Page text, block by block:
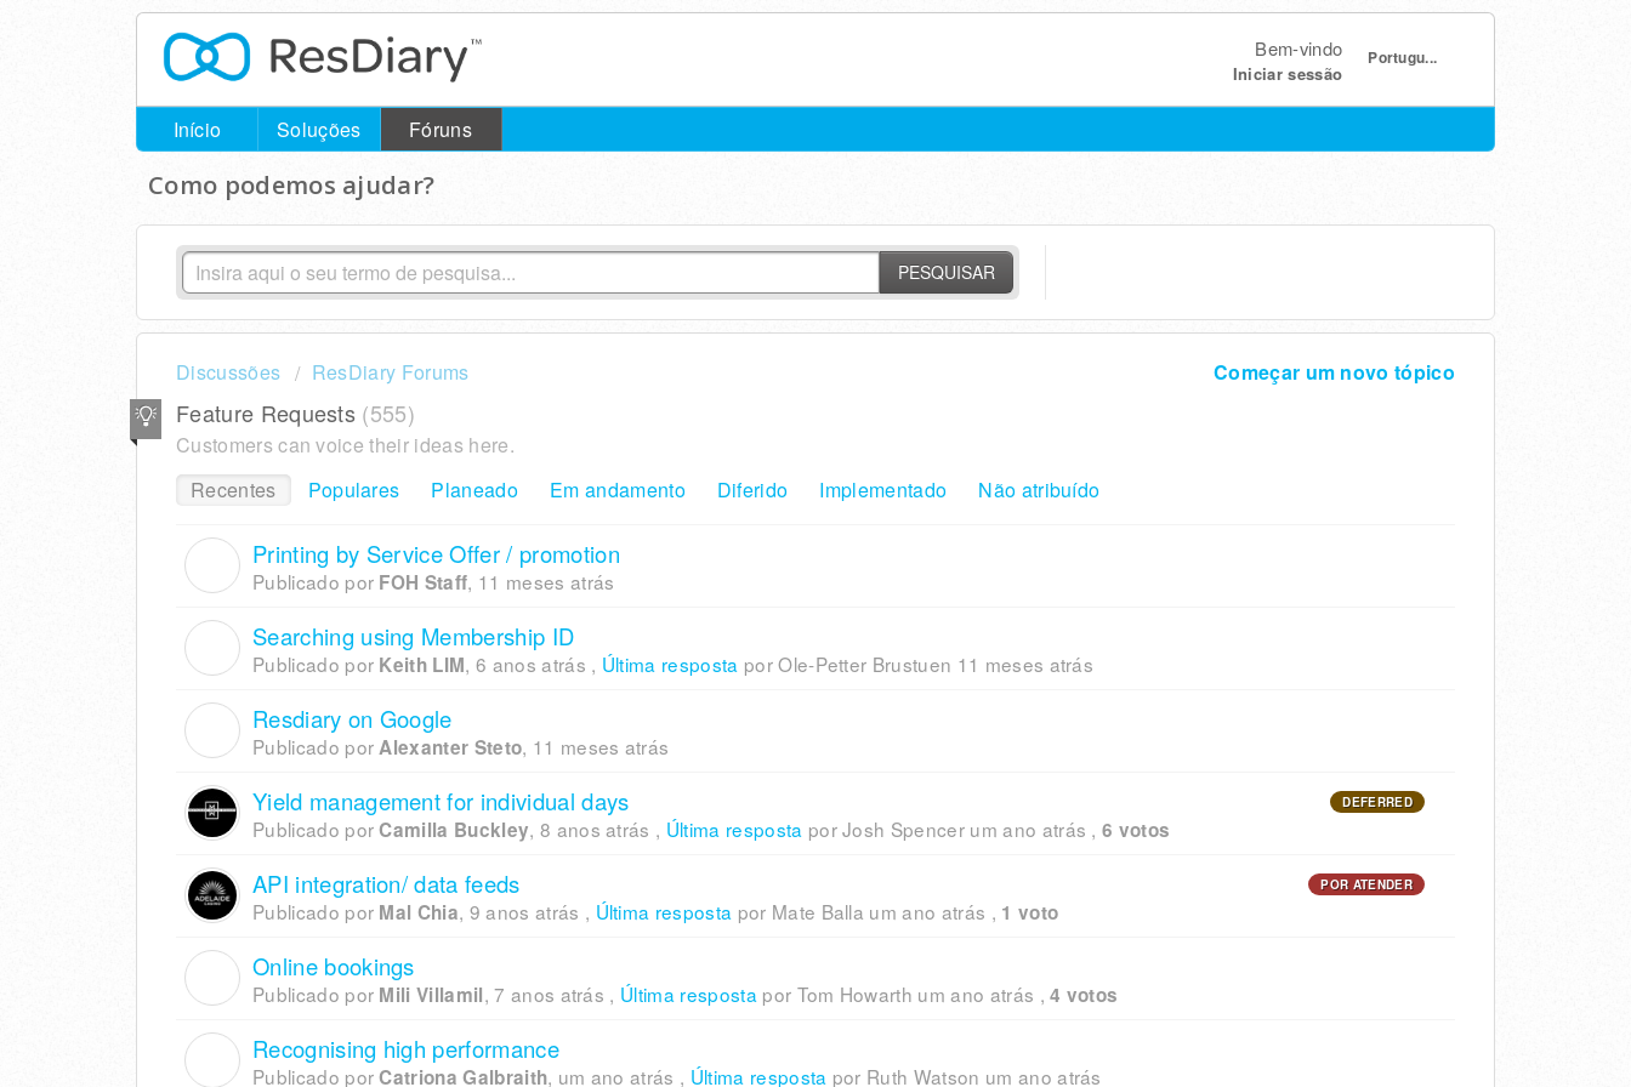
Portugu...
Bem-vindo
Iniciar sessão
Início Soluções Fóruns
Como podemos ajudar?
PESQUISAR
Começar um novo tópico
Discussões ResDiary Forums
Feature Requests 555
Customers can voice their ideas here.
Recentes
Populares Planeado Em andamento Diferido Implementado Não atribuído
Printing by Service Offer / promotion
Publicado por FOH Staff, 11 meses atrás
Searching using Membership ID
Publicado por Keith LIM,6 anos atrás , Última resposta por Ole-Petter Brustuen 11 meses atrás
Resdiary on Google
Publicado por Alexanter Steto, 11 meses atrás
DEFERRED
Yield management for individual days
Publicado porCamilla Buckley, 8 anos atrás , Última resposta por Josh Spencer um ano atrás ,6 votos
POR ATENDER
API integration/ data feeds
Publicado por Mal Chia, 9 anos atrás , Última resposta por Mate Balla um ano atrás , 1 voto
Online bookings
Publicado por Mili Villamil,7 anos atrás , Última resposta por Tom Howarth um ano atrás ,4 votos
Recognising high performance
Publicado porCatriona Galbraith, um ano atrás , Última resposta por Ruth Watson um ano atrás